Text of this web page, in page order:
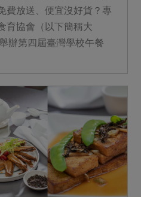
費放送、便宜沒好貨？專
育協會（以下簡稱大
辦第四屆臺灣學校午餐
餐菜色中，喚起食物與環